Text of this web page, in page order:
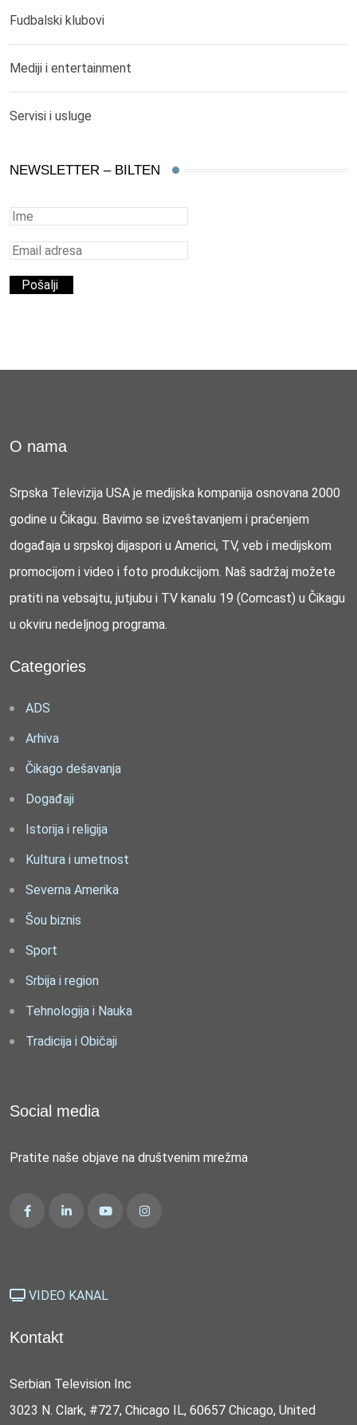
Fudbalski klubovi
Mediji i entertainment
Servisi i usluge
NEWSLETTER – BILTEN
O nama
Srpska Televizija USA je medijska kompanija osnovana 2000
godine u Čikagu. Bavimo se izveštavanjem i praćenjem
događaja u srpskoj dijaspori u Americi, TV, veb i medijskom
promocijom i video i foto produkcijom. Naš sadržaj možete
pratiti na vebsajtu, jutjubu i TV kanalu 19 (Comcast) u Čikagu
u okviru nedeljnog programa.
Categories
ADS
Arhiva
Čikago dešavanja
Događaji
Istorija i religija
Kultura i umetnost
Severna Amerika
Šou biznis
Sport
Srbija i region
Tehnologija i Nauka
Tradicija i Običaji
Social media
Pratite naše objave na društvenim mrežma
VIDEO KANAL
Kontakt
Serbian Television Inc
3023 N. Clark, #727, Chicago IL, 60657 Chicago, United